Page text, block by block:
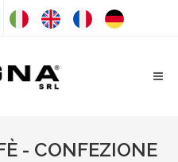
- CONFEZIONE